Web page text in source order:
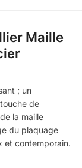
Maille
; un
de
la maille
du plaquage
et contemporain.